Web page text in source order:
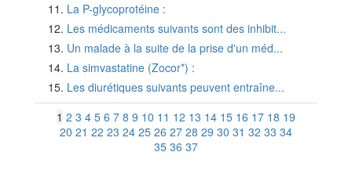
La P-glycoprotéine :
Les médicaments suivants sont des inhibit...
Un malade à la suite de la prise d'un méd...
La simvastatine (Zocor*) :
Les diurétiques suivants peuvent entraîne...
1 2 3 4 5 6 7 8 9 10 11 12 13 14 15 16 17 18 19
20 21 22 23 24 25 26 27 28 29 30 31 32 33 34
35 36 37